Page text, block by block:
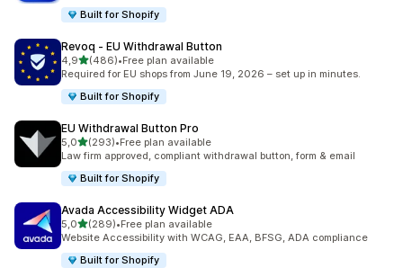
Built for Shopify
Revoq ‑ EU Withdrawal Button
4,9/ 5 tähteä
(486)
486 arvostelua yhteensä
•Free plan available
Required for EU shops from June 19, 2026 – set up in minutes.
Built for Shopify
EU Withdrawal Button Pro
5,0/ 5 tähteä
(293)
293 arvostelua yhteensä
•Free plan available
Law firm approved, compliant withdrawal button, form & email
Built for Shopify
Avada Accessibility Widget ADA
5,0/ 5 tähteä
(289)
289 arvostelua yhteensä
•Free plan available
Website Accessibility with WCAG, EAA, BFSG, ADA compliance
Built for Shopify